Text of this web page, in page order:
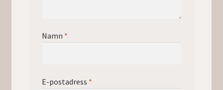
Namn *
E-postadress *